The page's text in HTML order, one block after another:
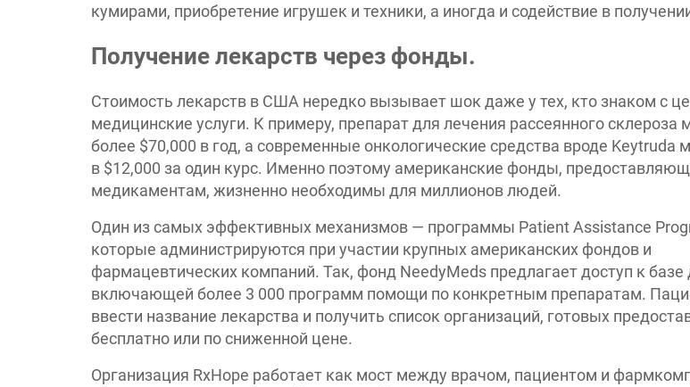
кумирами, приобретение игрушек и техники, а иногда и содействие в
Получение лекарств через фонды.
Стоимость лекарств в США нередко вызывает шок даже у тех, кто знаком с
медицинские услуги. К примеру, препарат для лечения рассеянного склероза
более $70,000 в год, а современные онкологические средства вроде Keytruda
в $12,000 за один курс. Именно поэтому американские фонды,
медикаментам, жизненно необходимы для миллионов людей.
Один из самых эффективных механизмов — программы Patient Assistance
которые администрируются при участии крупных американских фондов и
фармацевтических компаний. Так, фонд NeedyMeds предлагает доступ к базе
включающей более 3 000 программ помощи по конкретным препаратам.
ввести название лекарства и получить список организаций, готовых
бесплатно или по сниженной цене.
Организация RxHope работает как мост между врачом, пациентом и